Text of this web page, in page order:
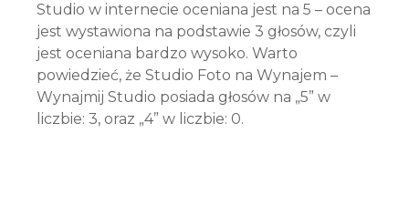
Studio w internecie oceniana jest na 5 – ocena
jest wystawiona na podstawie 3 głosów, czyli
jest oceniana bardzo wysoko. Warto
powiedzieć, że Studio Foto na Wynajem –
Wynajmij Studio posiada głosów na „5” w
liczbie: 3, oraz „4” w liczbie: 0.